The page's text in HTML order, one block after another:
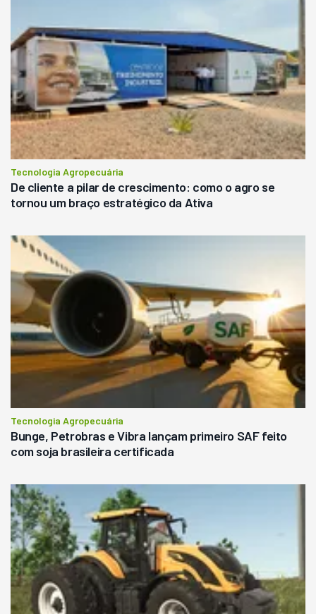
Tecnologia Agropecuária
De cliente a pilar de crescimento: como o agro se
tornou um braço estratégico da Ativa
Tecnologia Agropecuária
Bunge, Petrobras e Vibra lançam primeiro SAF feito
com soja brasileira certificada